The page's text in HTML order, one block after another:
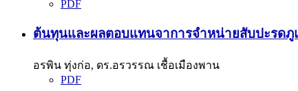
PDF
ต้นทุนและผลตอบแทนจาการจำหน่ายสับปะรดภู
อรพิน ทุ่งก่อ, ดร.อรวรรณ เชื้อเมืองพาน
PDF